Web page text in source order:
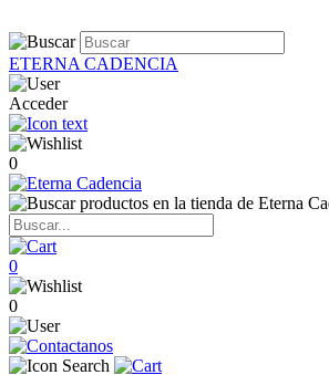
ETERNA CADENCIA
Acceder
0
0
0